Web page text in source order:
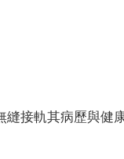
接軌其病歷與健